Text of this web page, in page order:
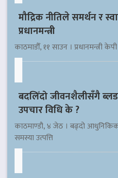
मौद्रिक नीतिले समर्थन र
प्रधानमन्त्री
काठमाडौँ, ११ साउन । प्रधानमन्त्री
बदलिँदो जीवनशैलीसँगै
उपचार विधि के ?
काठमाण्डौ, ४ जेठ । बढ्दो
समस्या उत्पत्ति